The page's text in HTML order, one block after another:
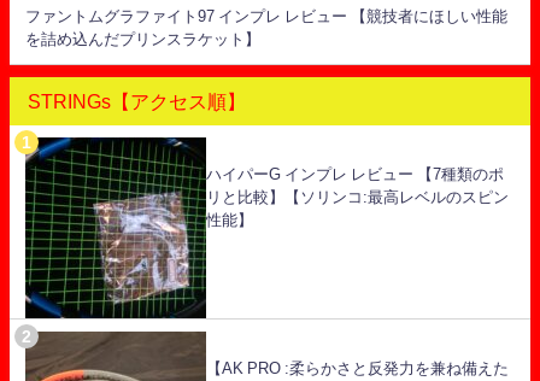
ファントムグラファイト97 インプレ レビュー 【競技者にほしい性能
を詰め込んだプリンスラケット】
STRINGs【アクセス順】
ハイパーG インプレ レビュー 【7種類のポ
リと比較】【ソリンコ:最高レベルのスピン
性能】
【AK PRO :柔らかさと反発力を兼ね備えた